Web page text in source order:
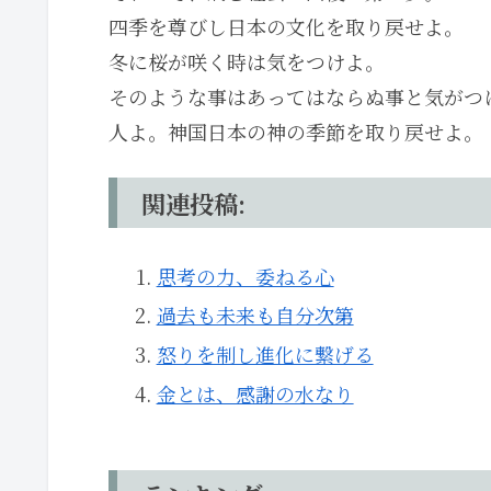
四季を尊びし日本の文化を取り戻せよ。
冬に桜が咲く時は気をつけよ。
そのような事はあってはならぬ事と気がつ
人よ。神国日本の神の季節を取り戻せよ。
関連投稿:
思考の力、委ねる心
過去も未来も自分次第
怒りを制し進化に繋げる
金とは、感謝の水なり